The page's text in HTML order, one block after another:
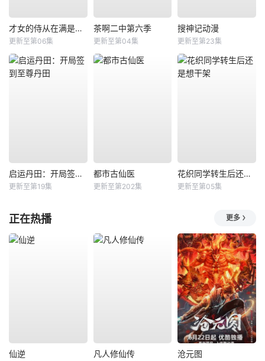
才女的侍从在满是高岭之花的贵族学校暗中照顾（毫无生活自理能力的）学院第一大小姐
更新至第06集
茶啊二中第六季
更新至第04集
搜神记动漫
更新至第23集
启运丹田：开局签到至尊丹田
更新至第19集
都市古仙医
更新至第202集
花织同学转生后还是想干架
更新至第05集
正在热播 更多
仙逆 凡人修仙传 沧元图